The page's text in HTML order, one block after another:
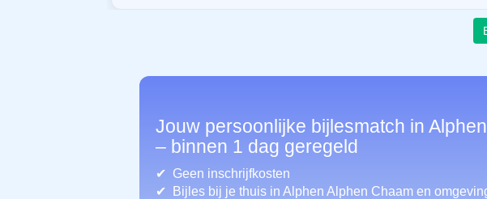
Jouw persoonlijke bijlesmatch in
– binnen 1 dag geregeld
Geen inschrijfkosten
Bijles bij je thuis in Alphen Alphen Chaam en